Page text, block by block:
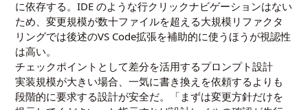
に依存する。IDE のような行クリックナビゲーションはない
ため、変更規模が数十ファイルを超える大規模リファクタ
リングでは後述のVS Code拡張を補助的に使うほうが視認性
は高い。
チェックポイントとして差分を活用するプロンプト設計
実装規模が大きい場合、一気に書き換えを依頼するよりも
段階的に要求する設計が安全だ。「まずは変更方針だけを